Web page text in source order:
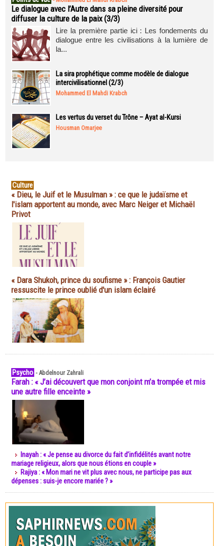
Le dialogue avec l’Autre dans sa pleine diversité pour
diffuser la culture de la paix (3/3)
Lire la première partie ici : Les fondements du
dialogue entre les civilisations à la lumière de
la...
La sira prophétique comme modèle de dialogue
intercivilisationnel (2/3)
Mohammed El Mahdi Krabch
Les vertus du verset du Trône – Ayat al-Kursi
Housman Omarjee
Culture
« Dieu, le Juif et le Musulman » : ce que le judaïsme et
l'islam apportent au monde, avec Marc Neiger et Michaël
Privot
« Dara Shukoh, prince du soufisme » : François Gautier
ressuscite le prince oublié d'un islam éclairé
Psycho -Abdelnour Zahrali
Farah : « J’ai découvert que mon conjoint m’a trompée et mis
une autre fille enceinte »
Inayah : « Je pense au divorce du fait d’infidélités avant notre
mariage religieux, alors que nous étions en couple »
Rajiya : « Mon mari ne vit plus avec nous, ne participe pas aux
dépenses : suis-je encore mariée ? »